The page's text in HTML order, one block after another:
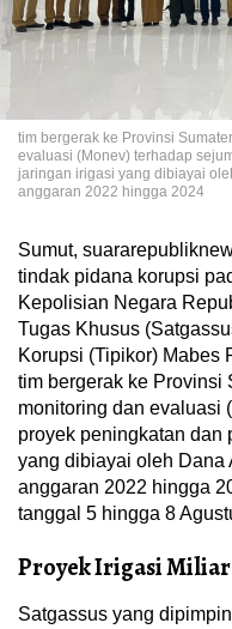
tim bergerak ke Provinsi
evaluasi (Monev) terhadap
jaringan irigasi yang dibiayai
anggaran 2022 hingga 2024
Sumut,
tindak pidana korupsi
Kepolisian Negara
Tugas Khusus
Korupsi (Tipikor) Mabes
tim bergerak ke Provinsi
monitoring dan evaluasi
proyek peningkatan dan
yang dibiayai oleh Dana
anggaran 2022 hingga
tanggal 5 hingga 8
Proyek Irigasi Miliar
Satgassus yang